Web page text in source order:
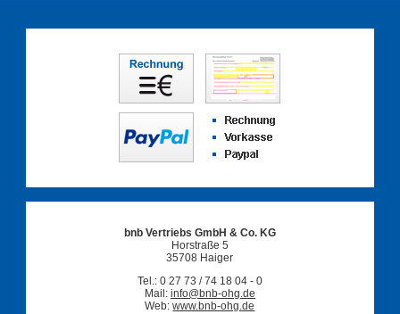
bnb Vertriebs GmbH & Co. KG
Horstraße 5
35708 Haiger
Tel.: 0 27 73 / 74 18 04 - 0
Mail: info@bnb-ohg.de
Web:www.bnb-ohg.de